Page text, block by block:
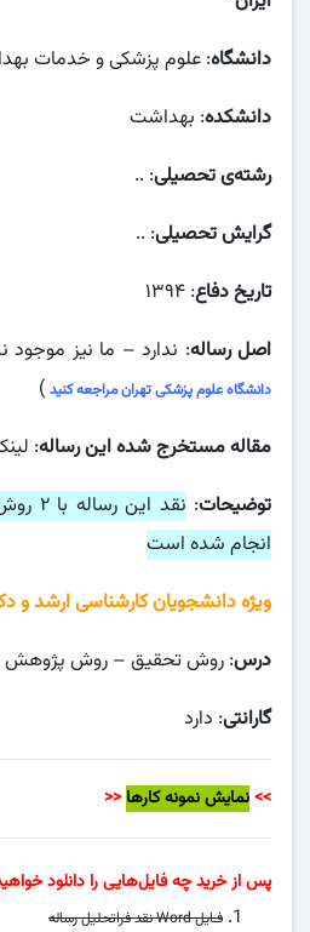
دانشگاه: علوم پزشکی و خدمات
دانشکده: بهداشت
رشته‌ی تحصیلی: ..
گرایش تحصیلی: ..
تاریخ دفاع: ۱۳۹۴
اصل رساله: ندارد – ما نیز موجود
دانشگاه علوم پزشکی تهران مراجعه کنید )
مقاله مستخرج شده این رساله:
توضیحات:
نقد
انجام شده است
ویژه دانشجویان کارشناسی ارشد و
درس: روش تحقیق – روش پژوهش
گارانتی: دارد
>>نمایش نمونه کارها <<
پس از خرید چه فایل‌هایی را دانلود
فـایل Word نقد فراتحلیل رساله